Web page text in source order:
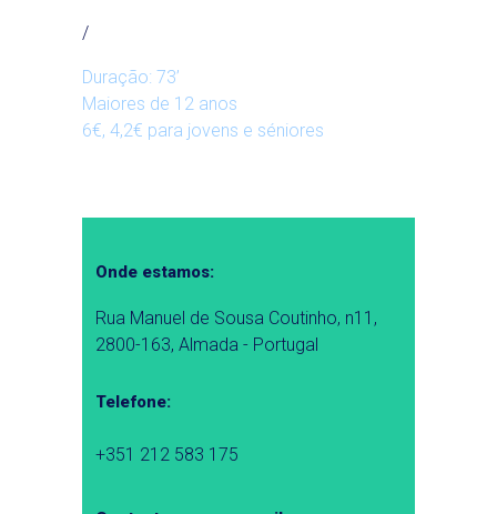
/
Duração: 73’
Maiores de 12 anos
6€, 4,2€ para jovens e séniores
Onde estamos:
Rua Manuel de Sousa Coutinho, n11,
2800-163, Almada - Portugal
Telefone:
+351 212 583 175